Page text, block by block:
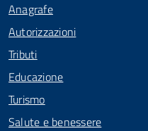
Anagrafe
Autorizzazioni
Tributi
Educazione
Turismo
Salute e benessere